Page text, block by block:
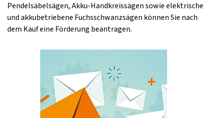
Pendelsäbelsägen, Akku-Handkreissägen sowie elektrische
und akkubetriebene Fuchsschwanzsägen können Sie nach
dem Kauf eine Förderung beantragen.